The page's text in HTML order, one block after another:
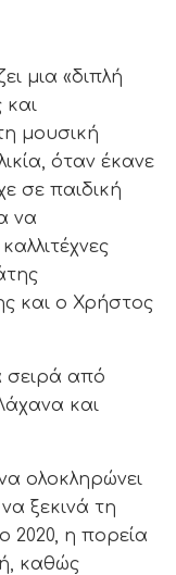
μια «διπλή
και
μουσική
όταν έκανε
σε παιδική
να
και ο Χρήστος
σειρά από
και
ολοκληρώνει
ξεκινά τη
2020, η πορεία
καθώς